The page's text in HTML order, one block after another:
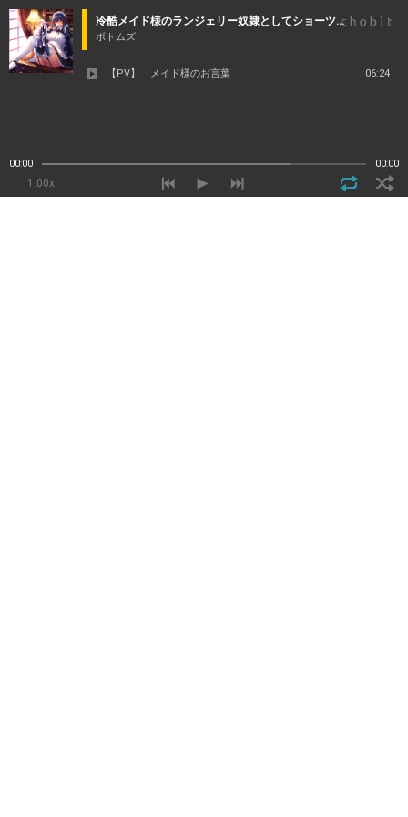
冷酷メイド様のランジェリー奴隷としてショーツコキ搾精洗濯機化調教で嬲り尽くして頂く物語
ボトムズ
【PV】 メイド様のお言葉 06:24
00:00 00:00
1.00x